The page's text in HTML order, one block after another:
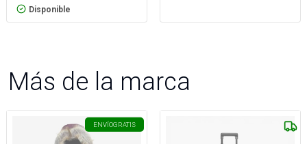
Disponible
Más de la marca
ENVÍOGRATIS